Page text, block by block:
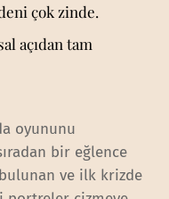
çok zinde.
açıdan tam
oyununu
bir eğlence
ve ilk krizde